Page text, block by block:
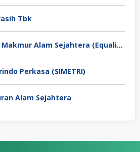
Tbk
PT Equalindo Makmur Alam Sejahtera (Equalindo Group)
Perkasa (SIMETRI)
Alam Sejahtera